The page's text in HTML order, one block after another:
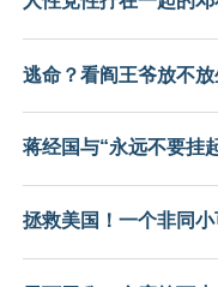
逃命？看阎王爷放不放
蒋经国与“永远不要挂
拯救美国！一个非同